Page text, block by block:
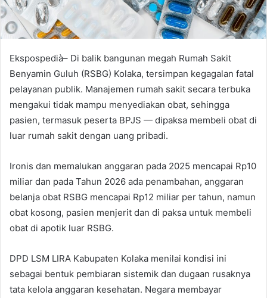
Ekspospedià– Di balik bangunan megah Rumah Sakit
Benyamin Guluh (RSBG) Kolaka, tersimpan kegagalan fatal
pelayanan publik. Manajemen rumah sakit secara terbuka
mengakui tidak mampu menyediakan obat, sehingga
pasien, termasuk peserta BPJS — dipaksa membeli obat di
luar rumah sakit dengan uang pribadi.
Ironis dan memalukan anggaran pada 2025 mencapai Rp10
miliar dan pada Tahun 2026 ada penambahan, anggaran
belanja obat RSBG mencapai Rp12 miliar per tahun, namun
obat kosong, pasien menjerit dan di paksa untuk membeli
obat di apotik luar RSBG.
DPD LSM LIRA Kabupaten Kolaka menilai kondisi ini
sebagai bentuk pembiaran sistemik dan dugaan rusaknya
tata kelola anggaran kesehatan. Negara membayar